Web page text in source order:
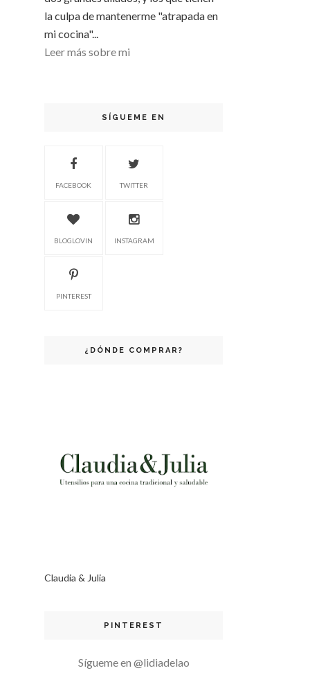
la culpa de mantenerme "atrapada en
mi cocina"...
Leer más sobre mi
SÍGUEME EN
FACEBOOK TWITTER
BLOGLOVIN INSTAGRAM
PINTEREST
¿DÓNDE COMPRAR?
Claudia & Julia
PINTEREST
Sígueme en @lidiadelao